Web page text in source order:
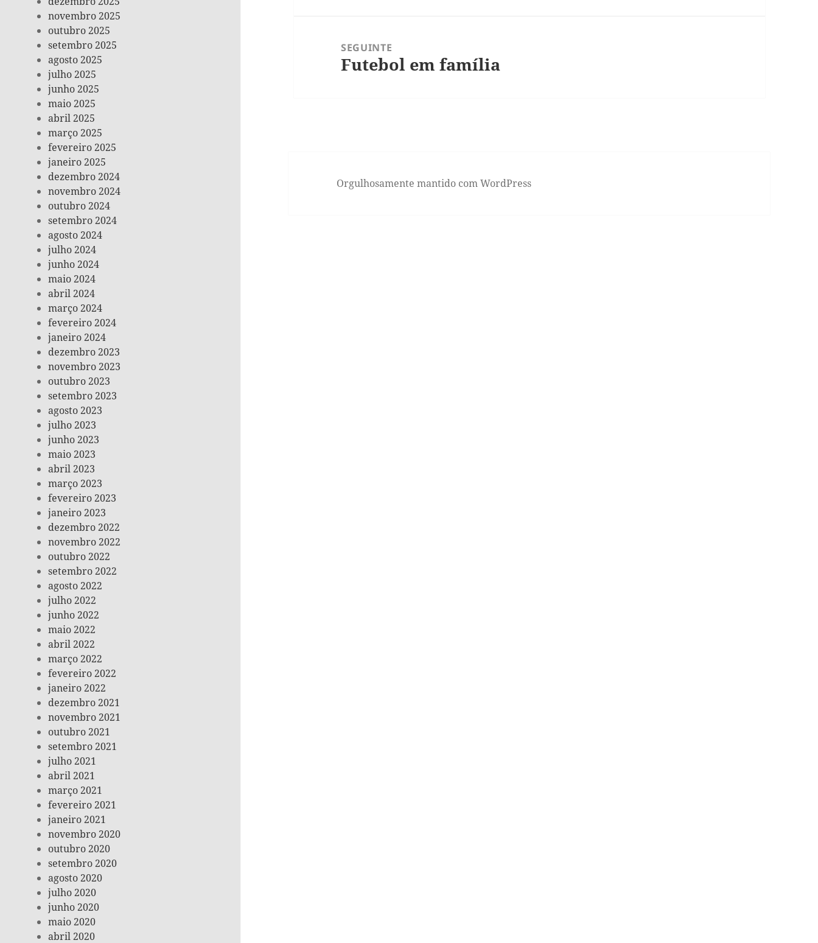
novembro 2025
outubro 2025
setembro 2025
agosto 2025
julho 2025
junho 2025
maio 2025
abril 2025
março 2025
fevereiro 2025
janeiro 2025
dezembro 2024
novembro 2024
outubro 2024
setembro 2024
agosto 2024
julho 2024
junho 2024
maio 2024
abril 2024
março 2024
fevereiro 2024
janeiro 2024
dezembro 2023
novembro 2023
outubro 2023
setembro 2023
agosto 2023
julho 2023
junho 2023
maio 2023
abril 2023
março 2023
fevereiro 2023
janeiro 2023
dezembro 2022
novembro 2022
outubro 2022
setembro 2022
agosto 2022
julho 2022
junho 2022
maio 2022
abril 2022
março 2022
fevereiro 2022
janeiro 2022
dezembro 2021
novembro 2021
outubro 2021
setembro 2021
julho 2021
abril 2021
março 2021
fevereiro 2021
janeiro 2021
novembro 2020
outubro 2020
setembro 2020
agosto 2020
julho 2020
junho 2020
maio 2020
abril 2020
SEGUINTE
Próximo
Futebol em família
Orgulhosamente mantido com WordPress